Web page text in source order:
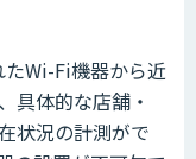
Wi-Fi機器から近
具体的な店舗・
状況の計測がで